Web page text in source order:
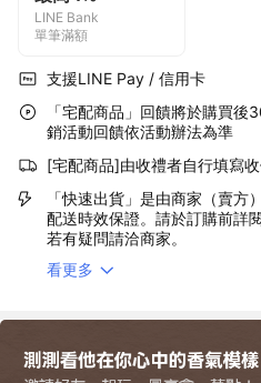
LINE Bank
單筆滿額
支援LINE Pay / 信用卡
「宅配商品」回饋將於購買
銷活動回饋依活動辦法為準
[宅配商品]由收禮者自行填寫收
「快速出貨」是由商家（賣方
配送時效保證。請於訂購前詳
若有疑問請洽商家。
看更多